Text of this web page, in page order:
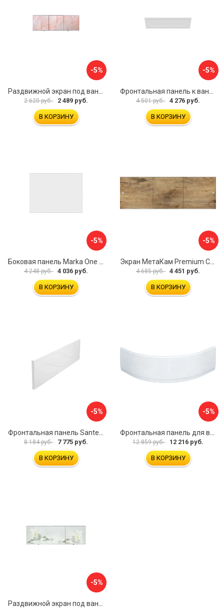
-5%
2 620 руб. 2 489 руб.
В КОРЗИНУ
-5%
4 501 руб. 4 276 руб.
В КОРЗИНУ
-5%
Боковая панель Marka One Flat 80 MG L 02бфл80мгл
4 248 руб. 4 036 руб.
В КОРЗИНУ
-5%
Экран МетаКам Premium Collection 4650208860133
4 685 руб. 4 451 руб.
В КОРЗИНУ
-5%
8 184 руб. 7 775 руб.
В КОРЗИНУ
-5%
12 859 руб. 12 216 руб.
В КОРЗИНУ
-5%